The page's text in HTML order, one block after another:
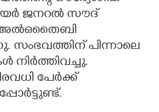
ജനറല്‍ സൗദ്
സംഭവത്തിന് പിന്നാലെ
നിര്‍ത്തിവച്ചു.
പേര്‍ക്ക്